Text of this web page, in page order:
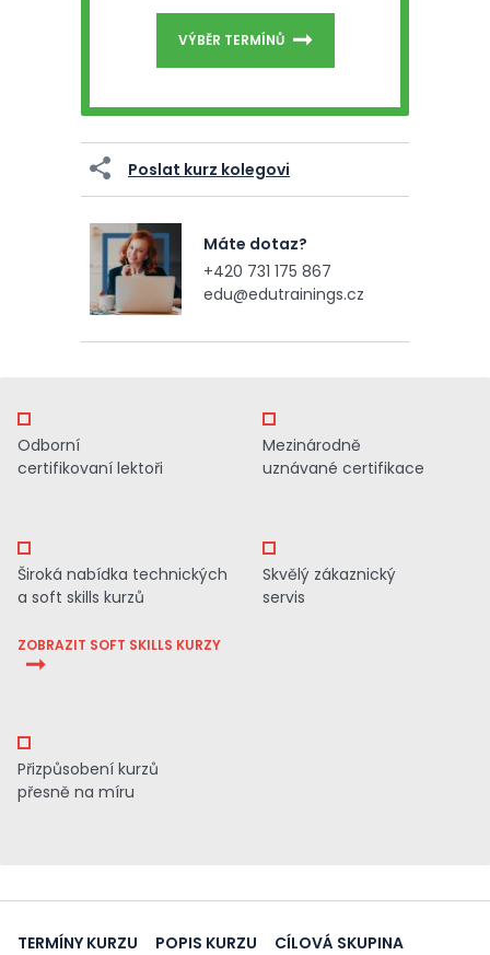
VÝBĚR TERMÍNŮ
Poslat kurz kolegovi
Máte dotaz?
+420 731 175 867
edu@edutrainings.cz
Odborní
certifikovaní lektoři
Mezinárodně
uznávané certifikace
Široká nabídka technických
a soft skills kurzů
ZOBRAZIT SOFT SKILLS KURZY
Skvělý zákaznický
servis
Přizpůsobení kurzů
přesně na míru
TERMÍNY KURZU POPIS KURZU
CÍLOVÁ SKUPINA